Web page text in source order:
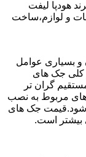
هودپا لیفت
و لوازم،ساخت
و بسیاری عوامل
کلی جک های
گران تر
مربوط به نصب
شود.قیمت جک های
بیشتر است.